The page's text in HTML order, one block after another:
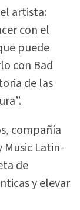
artista:
con el
puede
con Bad
de las
compañía
Music Latin-
de
y elevar